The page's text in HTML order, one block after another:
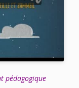
pédagogique